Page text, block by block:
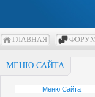
ГЛАВНАЯ
МЕНЮ САЙТА
Меню Сайта